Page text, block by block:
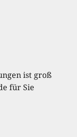
ist groß
für Sie